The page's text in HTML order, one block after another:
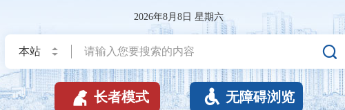
2026年8月8日 星期六

 长者模式  无障碍浏览